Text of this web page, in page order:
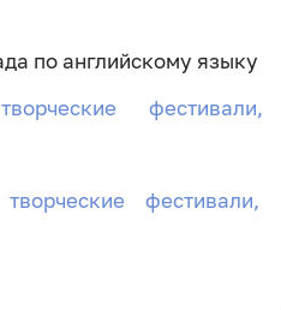
по английскому языку
фестивали,
фестивали,